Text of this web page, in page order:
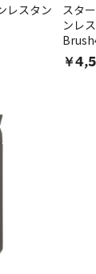
レスタン
スタ
ンレ
￥